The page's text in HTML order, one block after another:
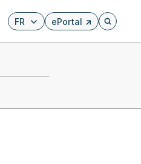
FR ePortal
Externer Link, wird in
Öffnet